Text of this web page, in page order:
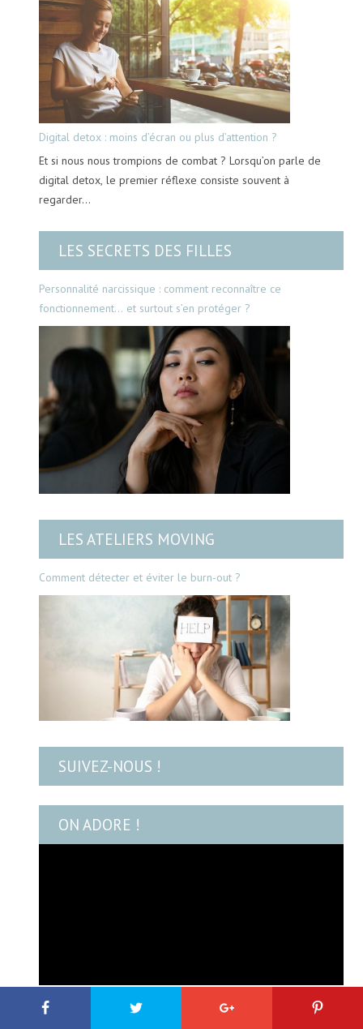
Digital detox : moins d’écran ou plus d’attention ?
Et si nous nous trompions de combat ? Lorsqu’on parle de
digital detox, le premier réflexe consiste souvent à
regarder…
LES SECRETS DES FILLES
Personnalité narcissique : comment reconnaître ce
fonctionnement… et surtout s’en protéger ?
LES ATELIERS MOVING
Comment détecter et éviter le burn-out ?
SUIVEZ-NOUS !
ON ADORE !